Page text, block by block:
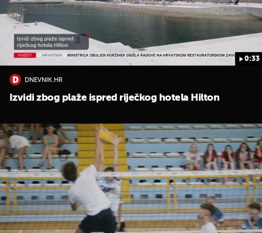
0:33
DNEVNIK.HR
Izvidi zbog plaže ispred riječkog hotela Hilton
UKLJUČITE NOTIFIKACIJE